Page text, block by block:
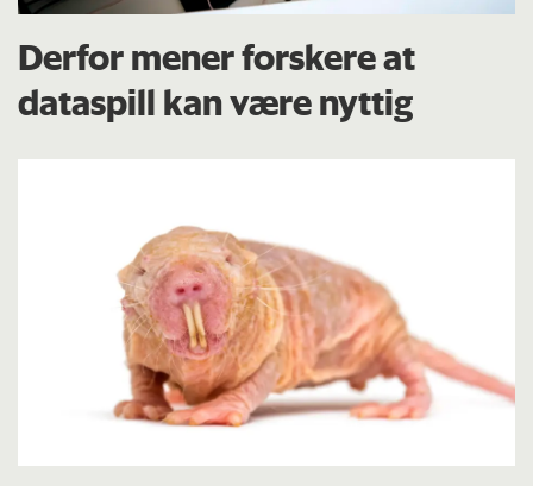
Derfor mener forskere at
dataspill kan være nyttig